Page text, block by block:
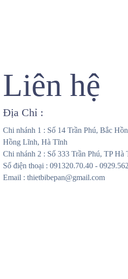
Liên hệ
Địa Chỉ :
Chi nhánh 1 : Số 14 Trần Phú, Bắc
Hồng Lĩnh, Hà Tĩnh
Chi nhánh 2 : Số 333 Trần Phú, TP Hà
Số điện thoại : 091320.70.40 -
Email : thietbibepan@gmail.com